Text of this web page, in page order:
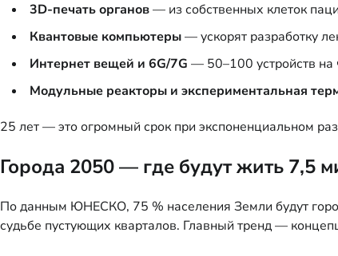
3D-печать органов— из собственных клеток
Квантовые компьютеры— ускорят разработку
Интернет вещей и 6G/7G — 50–100 устройств на
Модульные реакторы и экспериментальная
25 лет — это огромный срок при экспоненциальном
Города 2050 — где будут жить 7,5
По данным ЮНЕСКО, 75 % населения Земли будут
судьбе пустующих кварталов. Главный тренд —